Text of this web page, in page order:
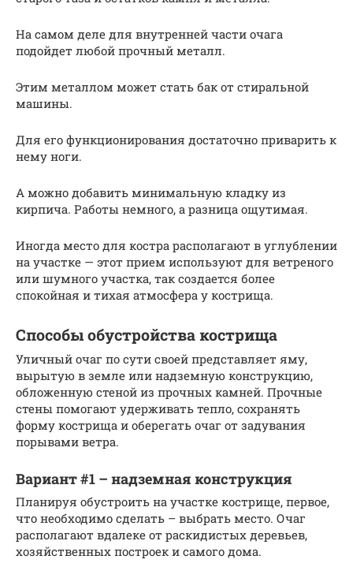
На самом деле для внутренней части очага
подойдет любой прочный металл.
Этим металлом может стать бак от стиральной
машины.
Для его функционирования достаточно приварить к
нему ноги.
А можно добавить минимальную кладку из
кирпича. Работы немного, а разница ощутимая.
Иногда место для костра располагают в углублении
на участке — этот прием используют для ветреного
или шумного участка, так создается более
спокойная и тихая атмосфера у кострища.
Способы обустройства кострища
Уличный очаг по сути своей представляет яму,
вырытую в земле или надземную конструкцию,
обложенную стеной из прочных камней. Прочные
стены помогают удерживать тепло, сохранять
форму кострища и оберегать очаг от задувания
порывами ветра.
Вариант #1 – надземная конструкция
Планируя обустроить на участке кострище, первое,
что необходимо сделать – выбрать место. Очаг
располагают вдалеке от раскидистых деревьев,
хозяйственных построек и самого дома.